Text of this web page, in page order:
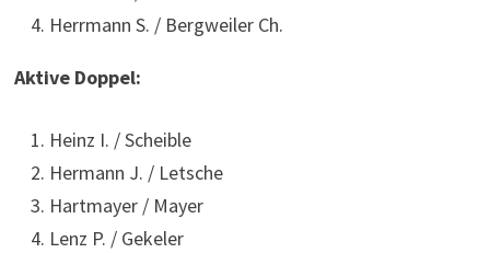
Herrmann S. / Bergweiler Ch.
Aktive Doppel:
Heinz I. / Scheible
Hermann J. / Letsche
Hartmayer / Mayer
Lenz P. / Gekeler